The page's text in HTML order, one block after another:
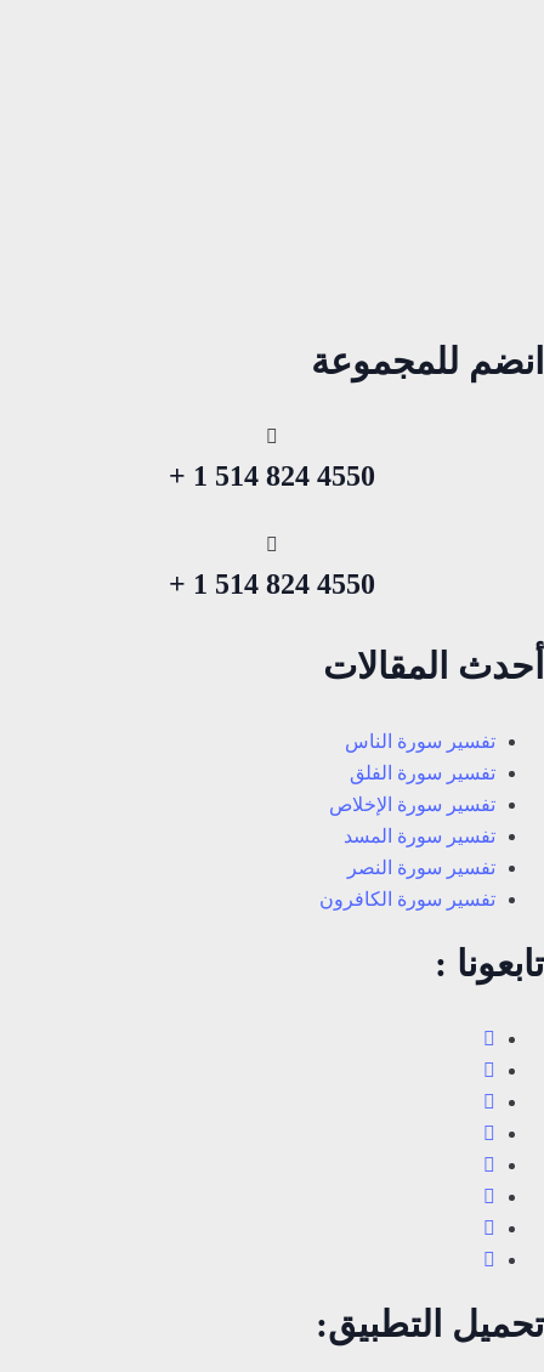
انضم للمجموعة
4550 824 514 1 +
4550 824 514 1 +
أحدث المقالات
تفسير سورة الناس
تفسير سورة الفلق
تفسير سورة الإخلاص
تفسير سورة المسد
تفسير سورة النصر
تفسير سورة الكافرون
تابعونا :
تحميل التطبيق: